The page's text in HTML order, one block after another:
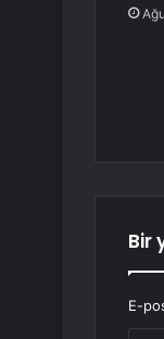
Bir
E-